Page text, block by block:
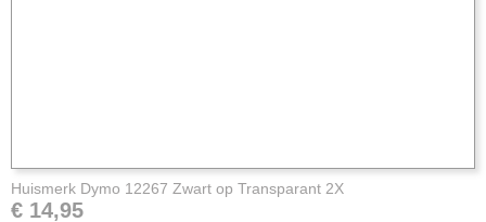
Huismerk Dymo 12267 Zwart op Transparant 2X
€ 14,95